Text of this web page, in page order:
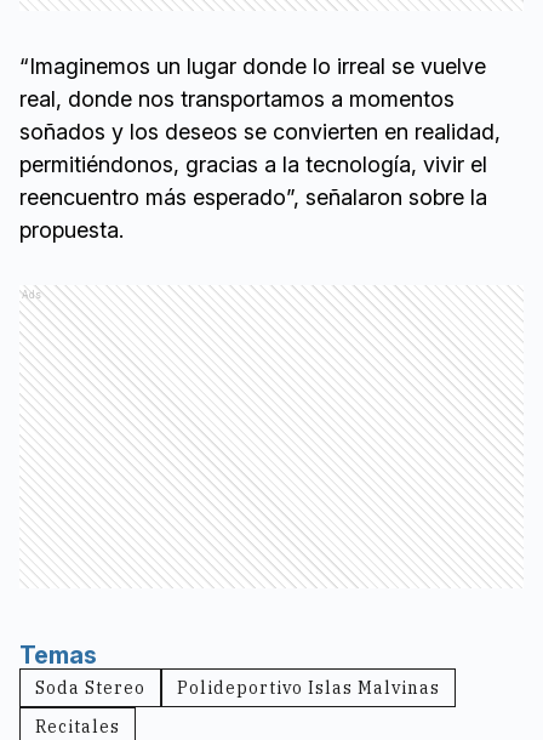
“Imaginemos un lugar donde lo irreal se vuelve
real, donde nos transportamos a momentos
soñados y los deseos se convierten en realidad,
permitiéndonos, gracias a la tecnología, vivir el
reencuentro más esperado”, señalaron sobre la
propuesta.
Ads
Temas
Soda Stereo
Polideportivo Islas Malvinas
Recitales